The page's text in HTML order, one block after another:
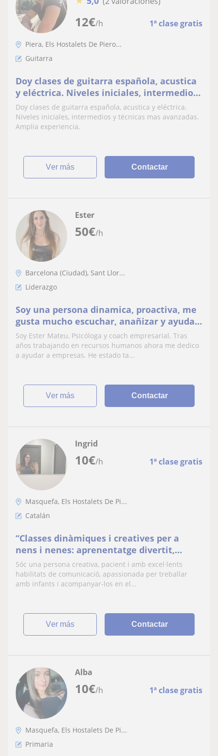
12€/h 1ª clase gratis
Piera, Els Hostalets De Piero...
Guitarra
Doy clases de guitarra española, acustica
y eléctrica. Niveles iniciales, intermedios
y técnicas mas avanzadas. Amplia
experiencia
Doy clases de guitarra española, acustica y eléctrica.
Niveles iniciales, intermedios y técnicas mas avanzadas.
Amplia experiencia.
ver más Contactar
50€/h
Ester
Barcelona (Ciudad), Sant Llor...
Liderazgo
Soy una persona dinamica, proactiva, me
gusta mucho escuchar, anañizar y ayudar.
Doy clases a managers
Soy Ester Mateu, Psicóloga y coach empresarial. Tras
años trabajando en recursos humanos ahora me dedico
a ayudar a empresas. He estado ta...
ver más Contactar
10€/h 1ª clase gratis
Ingrid
Masquefa, Els Hostalets De Pi...
Catalán
“Classes dinàmiques i creatives per a
nens i nenes: aprenentatge divertit,
estimulant i personalitzat, amb atenció
individualitzada, desenvolupament de la
creativitat, confiança i habilitats socials,
Sóc una persona creativa, pacient i amb excel·lents
habilitats de comunicació, apassionada per treballar
amb infants i acompanyar-los en el...
ver más Contactar
10€/h 1ª clase gratis
Alba
Masquefa, Els Hostalets De Pi...
Primaria